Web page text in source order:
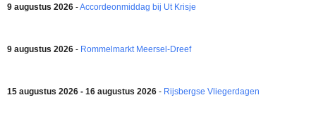
9 augustus 2026 -Accordeonmiddag bij Ut Krisje
9 augustus 2026 - Rommelmarkt Meersel-Dreef
15 augustus 2026 - 16 augustus 2026 - Rijsbergse Vliegerdagen